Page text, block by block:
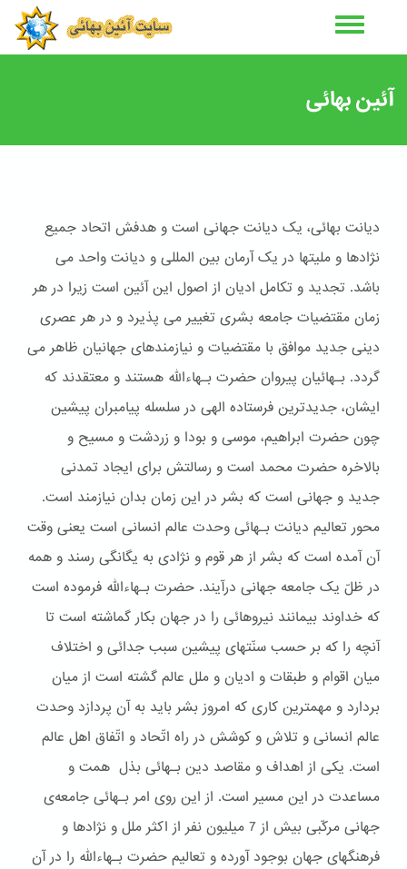
آئین بهائی
دیانت بهائی، یک دیانت جهانی است و هدفش اتحاد جمیع
نژادها و ملیتها در یک آرمان بین المللی و دیانت واحد می
باشد. تجدید و تکامل ادیان از اصول این آئین است زیرا در هر
زمان مقتضیات جامعه بشری تغییر می پذیرد و در هر عصری
دینی جدید موافق با مقتضیات و نیازمندهای جهانیان ظاهر می
گردد. بـهائیان پیروان حضرت بـهاءالله هستند و معتقدند که
ایشان، جدیدترین فرستاده الهی در سلسله پیامبران پیشین
چون حضرت ابراهیم، موسی و بودا و زردشت و مسیح و
بالاخره حضرت محمد است و رسالتش برای ایجاد تمدنی
جدید و جهانی است که بشر در این زمان بدان نیازمند است.
محور تعالیم دیانت بـهائی وحدت عالم انسانی است یعنی وقت
آن آمده است که بشر از هر قوم و نژادی به یگانگی رسند و همه
در ظلّ یک جامعه جهانی درآیند. حضرت بـهاءالله فرموده است
که خداوند بیمانند نیروهائی را در جهان بکار گماشته است تا
آنچه را که بر حسب سنّتهای پیشین سبب جدائی و اختلاف
میان اقوام و طبقات و ادیان و ملل عالم گشته است از میان
بردارد و مهمترین کاری که امروز بشر باید به آن پردازد وحدت
عالم انسانی و تلاش و کوشش در راه اتّحاد و اتّفاق اهل عالم
است. یکی از اهداف و مقاصد دین بـهائی بذل همت و
مساعدت در این مسیر است. از این روی امر بـهائی جامعه‌ی
جهانی مرکّبی بیش از 7 میلیون نفر از اکثر ملل و نژادها و
فرهنگهای جهان بوجود آورده و تعالیم حضرت بـهاءالله را در آن